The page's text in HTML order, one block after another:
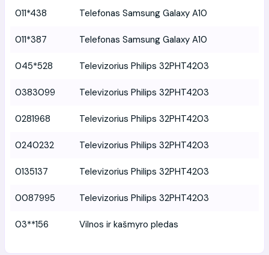
011*438 Telefonas Samsung Galaxy A10
011*387 Telefonas Samsung Galaxy A10
045*528 Televizorius Philips 32PHT4203
0383099 Televizorius Philips 32PHT4203
0281968 Televizorius Philips 32PHT4203
0240232 Televizorius Philips 32PHT4203
0135137 Televizorius Philips 32PHT4203
0087995 Televizorius Philips 32PHT4203
03**156 Vilnos ir kašmyro pledas